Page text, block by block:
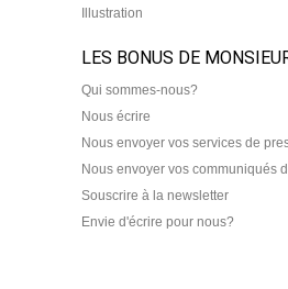
Illustration
LES BONUS DE
Qui sommes-nous?
Nous écrire
Nous envoyer vos services de
Nous envoyer vos communiqués
Souscrire à la newsletter
Envie d'écrire pour nous?